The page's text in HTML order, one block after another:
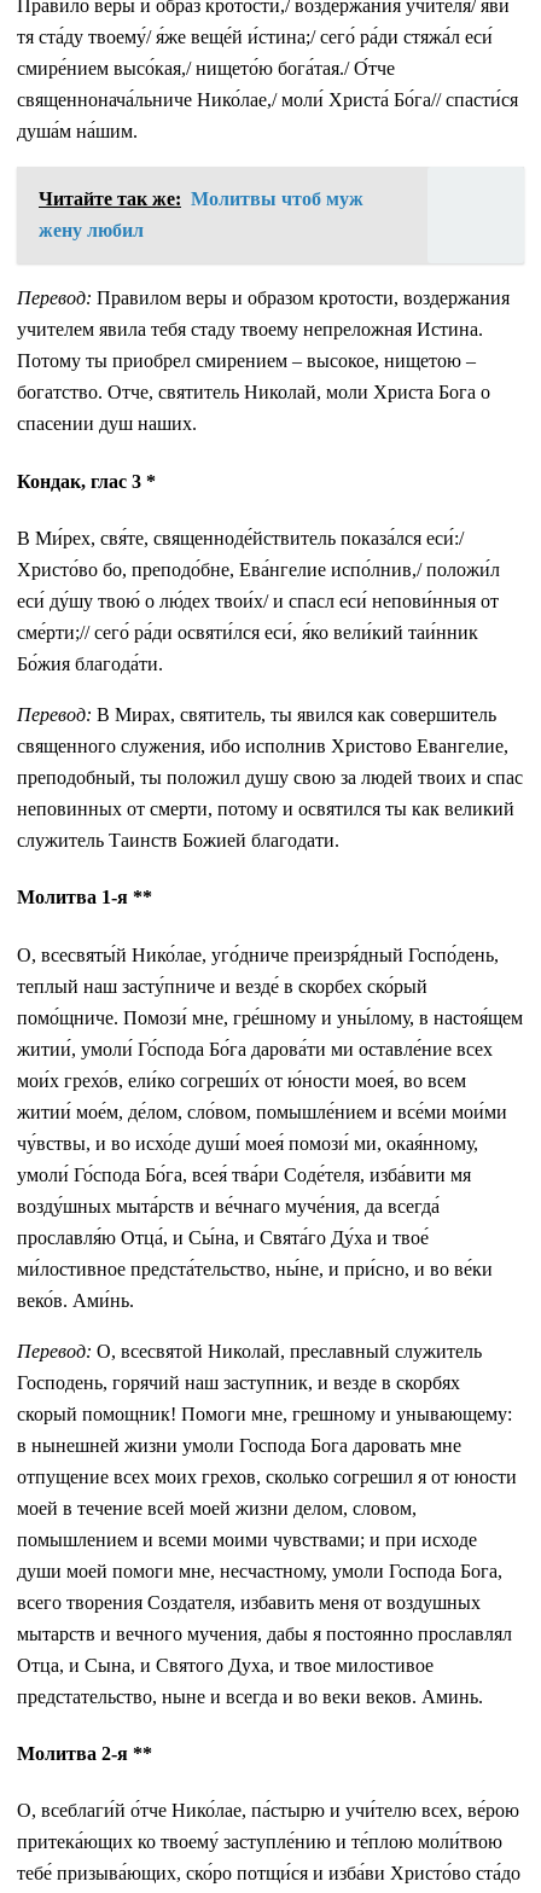
Пра́вило ве́ры и о́браз кро́тости,/ воздержа́ния учи́теля/ яви́
тя ста́ду твоему́/ я́же веще́й и́стина;/ сего́ ра́ди стяжа́л еси́
смире́нием высо́кая,/ нището́ю бога́тая./ О́тче
священнонача́льниче Нико́лае,/ моли́ Христа́ Бо́га// спасти́ся
душа́м на́шим.
Читайте так же: Молитвы чтоб муж
жену любил
Перевод: Правилом веры и образом кротости, воздержания
учителем явила тебя стаду твоему непреложная Истина.
Потому ты приобрел смирением – высокое, нищетою –
богатство. Отче, святитель Николай, моли Христа Бога о
спасении душ наших.
Кондак, глас 3 *
В Ми́рех, свя́те, священноде́йствитель показа́лся еси́:/
Христо́во бо, преподо́бне, Ева́нгелие испо́лнив,/ положи́л
еси́ ду́шу твою́ о лю́дех твои́х/ и спасл еси́ непови́нныя от
сме́рти;// сего́ ра́ди освяти́лся еси́, я́ко вели́кий таи́нник
Бо́жия благода́ти.
Перевод: В Мирах, святитель, ты явился как совершитель
священного служения, ибо исполнив Христово Евангелие,
преподобный, ты положил душу свою за людей твоих и спас
неповинных от смерти, потому и освятился ты как великий
служитель Таинств Божией благодати.
Молитва 1-я ** ​
О, всесвяты́й Нико́лае, уго́дниче преизря́дный Госпо́день,
теплый наш засту́пниче и везде́ в скорбех ско́рый
помо́щниче. Помози́ мне, гре́шному и уны́лому, в настоя́щем
житии́, умоли́ Го́спода Бо́га дарова́ти ми оставле́ние всех
мои́х грехо́в, ели́ко согреши́х от ю́ности моея́, во всем
житии́ мое́м, де́лом, сло́вом, помышле́нием и все́ми мои́ми
чу́вствы, и во исхо́де души́ моея́ помози́ ми, окая́нному,
умоли́ Го́спода Бо́га, всея́ тва́ри Соде́теля, изба́вити мя
возду́шных мыта́рств и ве́чнаго муче́ния, да всегда́
прославля́ю Отца́, и Сы́на, и Свята́го Ду́ха и твое́
ми́лостивное предста́тельство, ны́не, и при́сно, и во ве́ки
веко́в. Ами́нь.
Перевод: О, всесвятой Николай, преславный служитель
Господень, горячий наш заступник, и везде в скорбях
скорый помощник! Помоги мне, грешному и унывающему:
в нынешней жизни умоли Господа Бога даровать мне
отпущение всех моих грехов, сколько согрешил я от юности
моей в течение всей моей жизни делом, словом,
помышлением и всеми моими чувствами; и при исходе
души моей помоги мне, несчастному, умоли Господа Бога,
всего творения Создателя, избавить меня от воздушных
мытарств и вечного мучения, дабы я постоянно прославлял
Отца, и Сына, и Святого Духа, и твое милостивое
предстательство, ныне и всегда и во веки веков. Аминь.
Молитва 2-я **
О, всеблаги́й о́тче Нико́лае, па́стырю и учи́телю всех, ве́рою
притека́ющих ко твоему́ заступле́нию и те́плою моли́твою
тебе́ призыва́ющих, ско́ро потщи́ся и изба́ви Христо́во ста́до